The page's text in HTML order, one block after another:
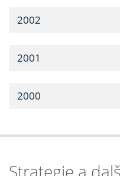
2002
2001
2000
Strategie a